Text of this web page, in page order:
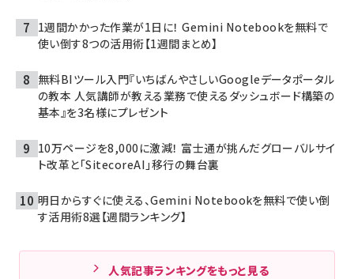
1週間かかった作業が1日に！ Gemini Notebookを無料で
使い倒す8つの活用術【1週間まとめ】
無料BIツール入門『いちばんやさしいGoogleデータポータル
の教本 人気講師が教える業務で使えるダッシュボード構築の
基本』を3名様にプレゼント
10万ページを8,000に激減！ 富士通が挑んだグローバルサイ
ト改革と「SitecoreAI」移行の舞台裏
明日からすぐに使える、Gemini Notebookを無料で使い倒
す活用術8選【週間ランキング】
人気記事ランキングをもっと見る